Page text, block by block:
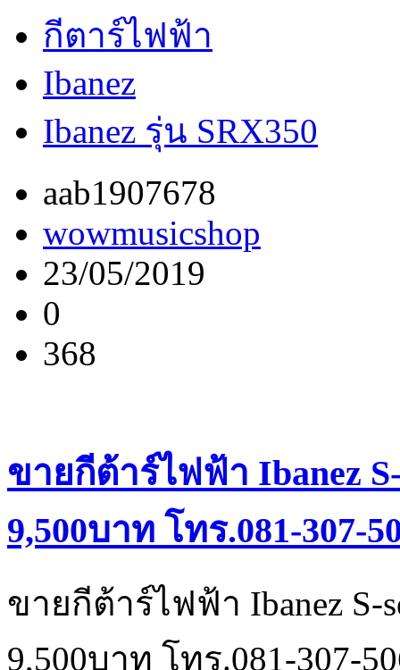
กีตาร์ไฟฟ้า
Ibanez
Ibanez รุ่น SRX350
aab1907678
wowmusicshop
23/05/2019
0
368
ขายกีต้าร์ไฟฟ้า Ibanez
9,500บาท โทร.081-307-
ขายกีต้าร์ไฟฟ้า Ibanez S-
9,500บาท โทร.081-307-